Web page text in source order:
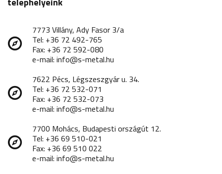
7773 Villány, Ady Fasor 3/a
Tel: +36 72 492-765
Fax: +36 72 592-080
e-mail: info@s-metal.hu
7622 Pécs, Légszeszgyár u. 34.
Tel: +36 72 532-071
Fax: +36 72 532-073
e-mail: info@s-metal.hu
7700 Mohács, Budapesti országút 12.
Tel: +36 69 510-021
Fax: +36 69 510 022
e-mail: info@s-metal.hu